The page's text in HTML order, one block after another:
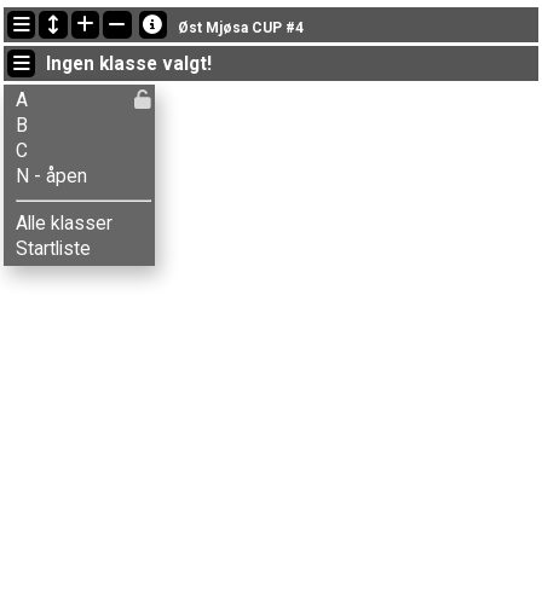
Siste oppdateringer
21:16:11: Aksel B. Carlson (B) kom i mål med tiden 1:03:38 (9)
21:16:11: Aksel T. Fingarsen (A
21:16:11: Anders Skjeset (A) kom i mål med tiden 46:20 (3)
Øst Mjøsa CUP #4
Ingen klasse valgt!
A
B
C
N - åpen
Alle klasser
Startliste